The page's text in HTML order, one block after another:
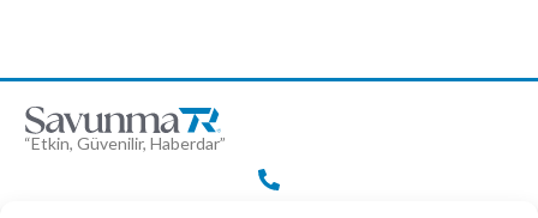
“Etkin, Güvenilir, Haberdar”